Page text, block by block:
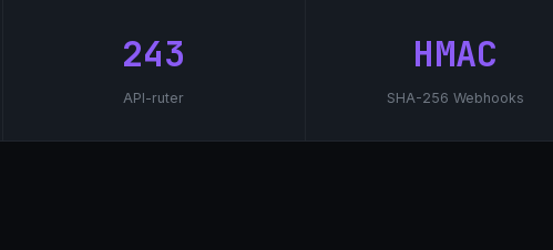
243
API-ruter
HMAC
SHA-256 Webhooks